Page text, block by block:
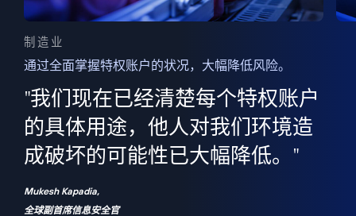
制造业
通过全面掌握特权账户的状况，大幅降低风险。
"我们现在已经清楚每个特权账户
的具体用途，他人对我们环境造
成破坏的可能性已大幅降低。"
Mukesh Kapadia,
全球副首席信息安全官